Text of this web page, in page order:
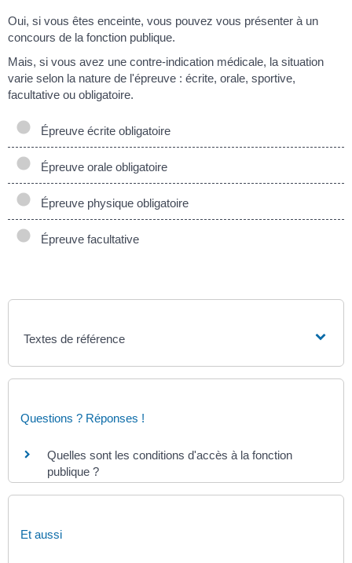
Oui, si vous êtes enceinte, vous pouvez vous présenter à un
concours de la fonction publique.
Mais, si vous avez une contre-indication médicale, la situation
varie selon la nature de l'épreuve : écrite, orale, sportive,
facultative ou obligatoire.
Épreuve écrite obligatoire
Épreuve orale obligatoire
Épreuve physique obligatoire
Épreuve facultative
Textes de référence
Questions ? Réponses !
Quelles sont les conditions d'accès à la fonction
publique ?
Et aussi